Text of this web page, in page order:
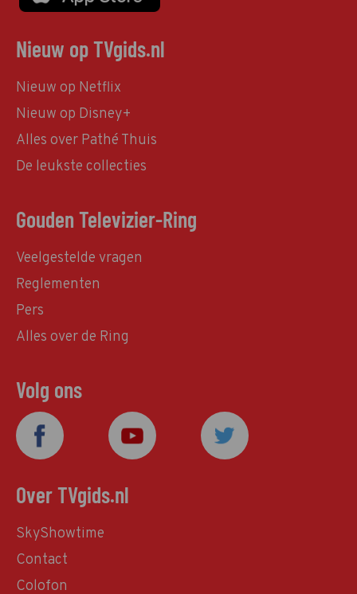
Nieuw op TVgids.nl
Nieuw op Netflix
Nieuw op Disney+
Alles over Pathé Thuis
De leukste collecties
Gouden Televizier-Ring
Veelgestelde vragen
Reglementen
Pers
Alles over de Ring
Volg ons
Over TVgids.nl
SkyShowtime
Contact
Colofon